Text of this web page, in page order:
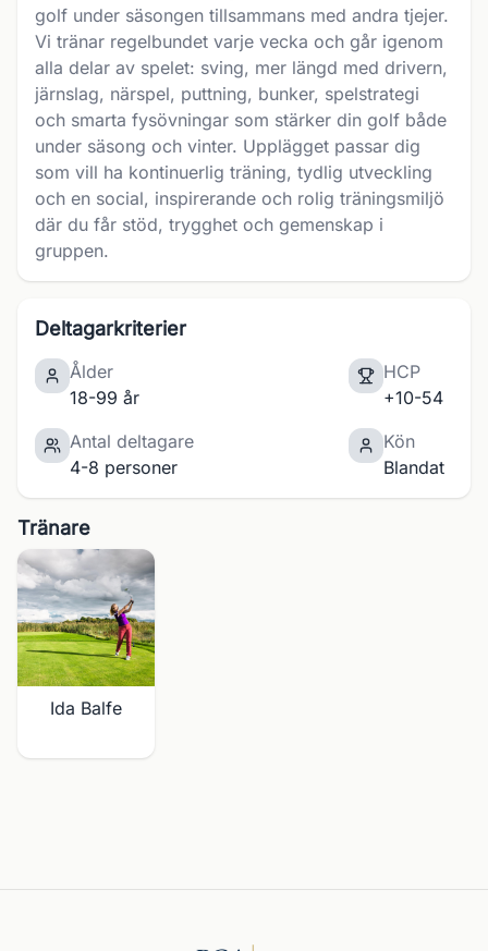
golf under säsongen tillsammans med andra tjejer.
Vi tränar regelbundet varje vecka och går igenom
alla delar av spelet: sving, mer längd med drivern,
järnslag, närspel, puttning, bunker, spelstrategi
och smarta fysövningar som stärker din golf både
under säsong och vinter. Upplägget passar dig
som vill ha kontinuerlig träning, tydlig utveckling
och en social, inspirerande och rolig träningsmiljö
där du får stöd, trygghet och gemenskap i
gruppen.
Deltagarkriterier
Ålder
18-99 år
HCP
+10-54
Antal deltagare
4-8 personer
Kön
Blandat
Tränare
Ida Balfe